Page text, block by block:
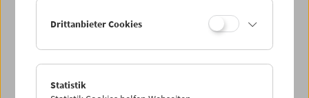
Drittanbieter Cookies
Statistik